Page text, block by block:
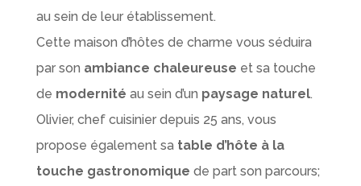
au sein de leur établissement.
Cette maison d’hôtes de charme vous séduira
par son ambiance chaleureuse et sa touche
de modernité au sein d’un paysage naturel.
Olivier, chef cuisinier depuis 25 ans, vous
propose également sa table d’hôte à la
touche gastronomique de part son parcours;